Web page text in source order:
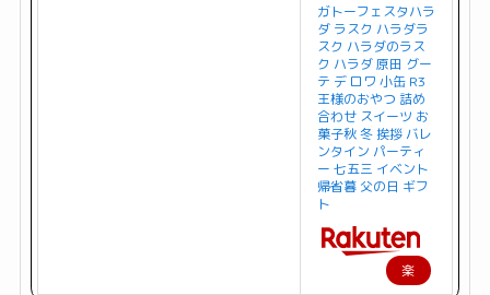
ガトーフェスタハラ
ダ ラスク ハラダラ
スク ハラダのラス
ク ハラダ 原田 グー
テ デ ロワ 小缶 R3
王様のおやつ 詰め
合わせ スイーツ お
菓子秋 冬 挨拶 バレ
ンタイン パーティ
ー 七五三 イベント
帰省暮 父の日 ギフ
ト
楽